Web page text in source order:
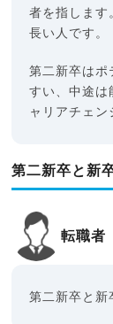
者を指します
長い人です。
第二新卒はポ
すい、中途は
ャリアチェン
第二新卒と新
転職者
第二新卒と新